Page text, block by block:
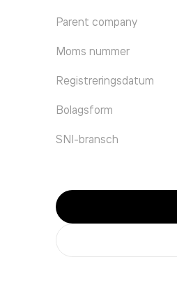
Parent company
Moms nummer
Registreringsdatum
Bolagsform
SNI-bransch